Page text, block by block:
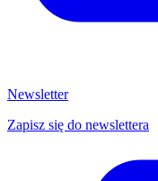
Newsletter
Zapisz się do newslettera